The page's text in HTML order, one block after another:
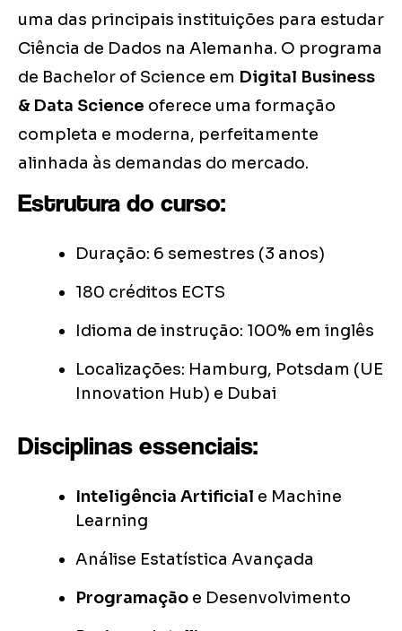
uma das principais instituições para estudar
Ciência de Dados na Alemanha. O programa
de Bachelor of Science em Digital Business
& Data Science oferece uma formação
completa e moderna, perfeitamente
alinhada às demandas do mercado.
Estrutura do curso:
Duração: 6 semestres (3 anos)
180 créditos ECTS
Idioma de instrução: 100% em inglês
Localizações: Hamburg, Potsdam (UE
Innovation Hub) e Dubai
Disciplinas essenciais:
Inteligência Artificial e Machine
Learning
Análise Estatística Avançada
Programação e Desenvolvimento